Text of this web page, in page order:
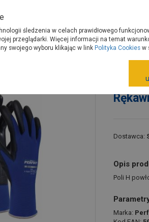
Gdzie kupisz
Dostawca:
Opis
Poli H
Marka:
śledzenia w celach prawidłowego
przeglądarki. Więcej informacji na temat
swojego wyboru klikając w link Polityka Cookies w